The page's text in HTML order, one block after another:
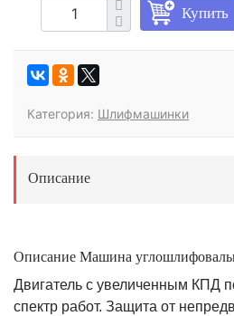
Купить
Категория: Шлифмашинки
Описание
Описание Машина
Двигатель с увеличенным КПД
спектр работ. Защита от